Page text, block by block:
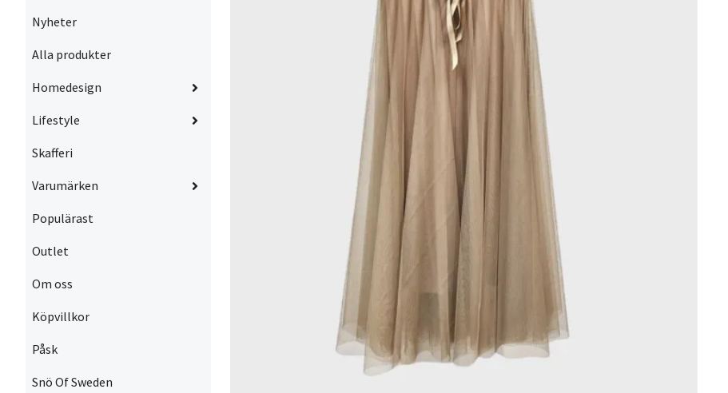
Nyheter
Alla produkter
Homedesign
Lifestyle
Skafferi
Varumärken
Populärast
Outlet
Om oss
Köpvillkor
Påsk
Snö Of Sweden